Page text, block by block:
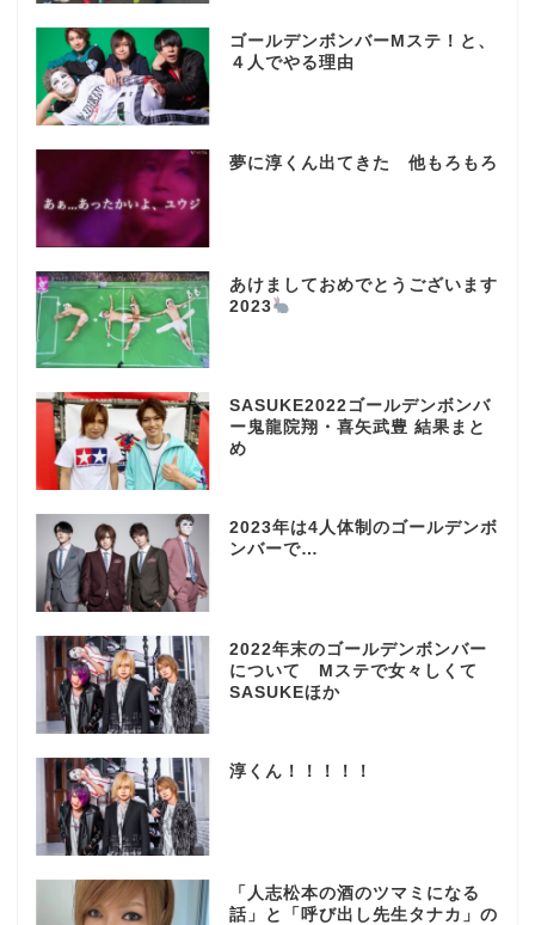
ゴールデンボンバーMステ！と、
４人でやる理由
夢に淳くん出てきた 他もろもろ
あけましておめでとうございます
2023
SASUKE2022ゴールデンボンバ
ー鬼龍院翔・喜矢武豊 結果まと
め
2023年は4人体制のゴールデンボ
ンバーで…
2022年末のゴールデンボンバー
について Mステで女々しくて
SASUKEほか
淳くん！！！！！
「人志松本の酒のツマミになる
話」と「呼び出し先生タナカ」の